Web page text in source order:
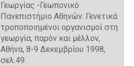
Γεωργίας -Γεωπονικό
Πανεπιστήμιο Αθηνών: Γενετικά
τροποποιημένοι οργανισμοί στη
γεωργία, παρόν και μέλλον,
Αθήνα, 8-9 Δεκεμβρίου 1998,
σελ.49.